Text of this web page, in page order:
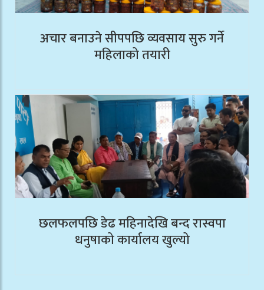
अचार बनाउने सीपपछि व्यवसाय सुरु गर्ने
महिलाको तयारी
छलफलपछि डेढ महिनादेखि बन्द रास्वपा
धनुषाको कार्यालय खुल्यो